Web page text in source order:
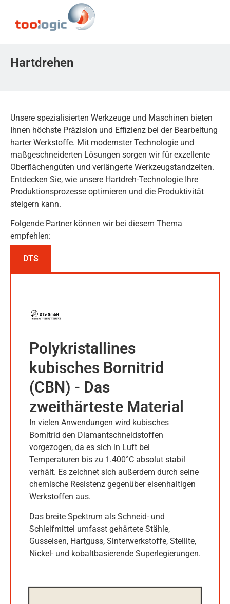
Hartdrehen
Unsere spezialisierten Werkzeuge und Maschinen bieten
Ihnen höchste Präzision und Effizienz bei der Bearbeitung
harter Werkstoffe. Mit modernster Technologie und
maßgeschneiderten Lösungen sorgen wir für exzellente
Oberflächengüten und verlängerte Werkzeugstandzeiten.
Entdecken Sie, wie unsere Hartdreh-Technologie Ihre
Produktionsprozesse optimieren und die Produktivität
steigern kann.
Folgende Partner können wir bei diesem Thema
empfehlen:
DTS
Polykristallines
kubisches Bornitrid
(CBN) - Das
zweithärteste Material
In vielen Anwendungen wird kubisches
Bornitrid den Diamantschneidstoffen
vorgezogen, da es sich in Luft bei
Temperaturen bis zu 1.400°C absolut stabil
verhält. Es zeichnet sich außerdem durch seine
chemische Resistenz gegenüber eisenhaltigen
Werkstoffen aus.
Das breite Spektrum als Schneid- und
Schleifmittel umfasst gehärtete Stähle,
Gusseisen, Hartguss, Sinterwerkstoffe, Stellite,
Nickel- und kobaltbasierende Superlegierungen.